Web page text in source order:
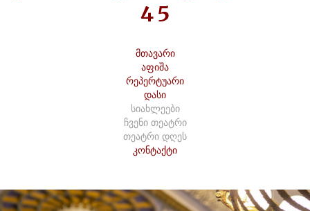
45
მთავარი
აფიშა
რეპერტუარი
დასი
სიახლეები
ჩვენი თეატრი
თეატრი დღეს
კონტაქტი